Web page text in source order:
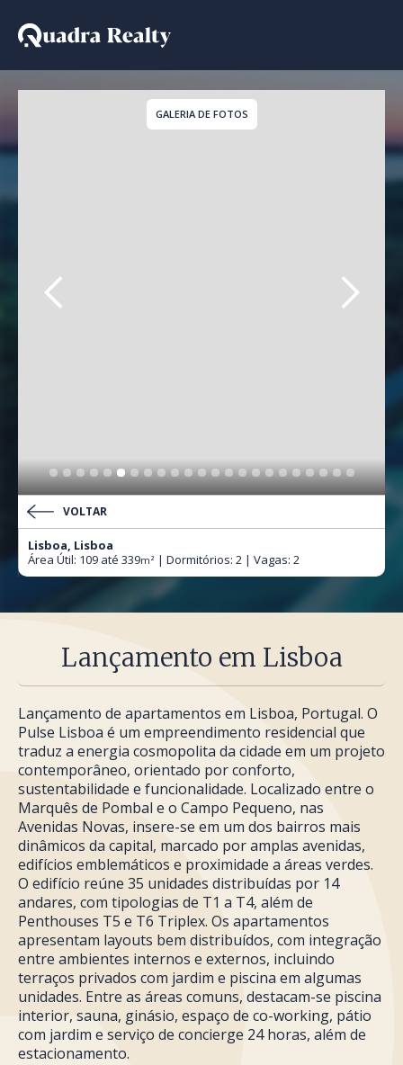
Apartamento -
GALERIA DE FOTOS
VOLTAR
Lisboa, Lisboa
Área Útil: 109 até 339m² | Dormitórios: 2 | Vagas: 2
Lançamento em Lisboa
Lançamento de apartamentos em Lisboa, Portugal. O
Pulse Lisboa é um empreendimento residencial que
traduz a energia cosmopolita da cidade em um projeto
contemporâneo, orientado por conforto,
sustentabilidade e funcionalidade. Localizado entre o
Marquês de Pombal e o Campo Pequeno, nas
Avenidas Novas, insere-se em um dos bairros mais
dinâmicos da capital, marcado por amplas avenidas,
edifícios emblemáticos e proximidade a áreas verdes.
O edifício reúne 35 unidades distribuídas por 14
andares, com tipologias de T1 a T4, além de
Penthouses T5 e T6 Triplex. Os apartamentos
apresentam layouts bem distribuídos, com integração
entre ambientes internos e externos, incluindo
terraços privados com jardim e piscina em algumas
unidades. Entre as áreas comuns, destacam-se piscina
interior, sauna, ginásio, espaço de co-working, pátio
com jardim e serviço de concierge 24 horas, além de
estacionamento.